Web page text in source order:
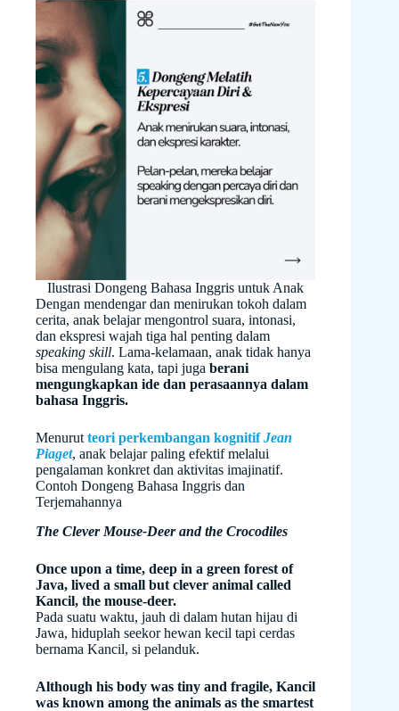
Ilustrasi Dongeng Bahasa Inggris untuk Anak
Dengan mendengar dan menirukan tokoh dalam
cerita, anak belajar mengontrol suara, intonasi,
dan ekspresi wajah tiga hal penting dalam
speaking skill. Lama-kelamaan, anak tidak hanya
bisa mengulang kata, tapi juga berani
mengungkapkan ide dan perasaannya dalam
bahasa Inggris.
Menurut teori perkembangan kognitifJean
Piaget, anak belajar paling efektif melalui
pengalaman konkret dan aktivitas imajinatif.
Contoh Dongeng Bahasa Inggris dan
Terjemahannya
The Clever Mouse-Deer and the Crocodiles
Once upon a time, deep in a green forest of
Java, lived a small but clever animal called
Kancil, the mouse-deer.
Pada suatu waktu, jauh di dalam hutan hijau di
Jawa, hiduplah seekor hewan kecil tapi cerdas
bernama Kancil, si pelanduk.
Although his body was tiny and fragile, Kancil
was known among the animals as the smartest